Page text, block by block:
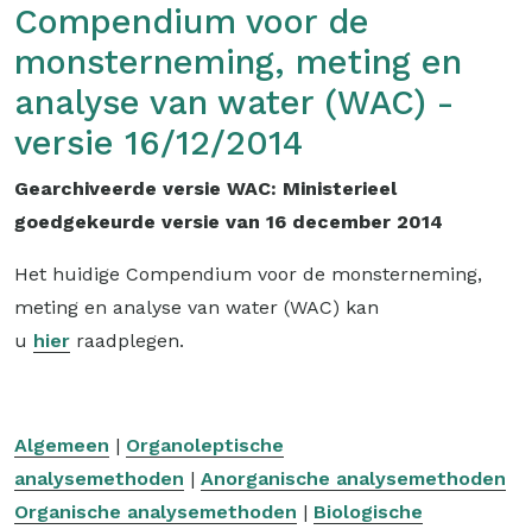
Compendium voor de
monsterneming, meting en
analyse van water (WAC) -
versie 16/12/2014
Gearchiveerde versie WAC: Ministerieel
goedgekeurde versie van 16 december 2014
Het huidige Compendium voor de monsterneming,
meting en analyse van water (WAC) kan
u hier raadplegen.
Algemeen | Organoleptische
analysemethoden | Anorganische analysemethoden
Organische analysemethoden | Biologische